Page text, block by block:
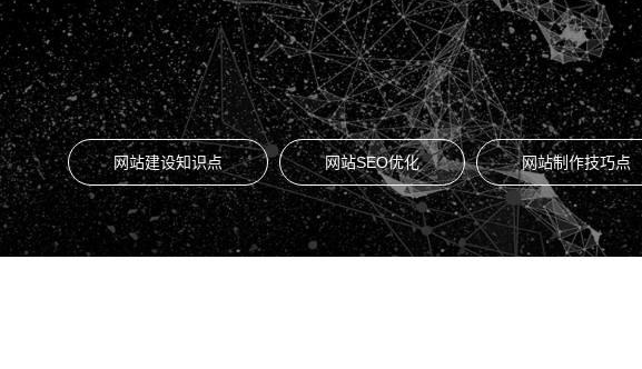
网站建设知识点 网站SEO优化 网站制作技巧点